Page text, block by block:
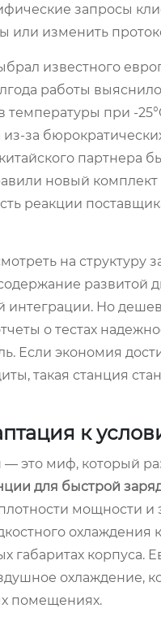
запросы
изменить
известного
работы
температуры при -
за
партнера
новый комплект
реакции
на структуру
развитой
интеграции. Но
о тестах
Если экономия
такая станция
к
— это миф, который
для быстрой
мощности
охлаждения
габаритах
охлаждение,
помещениях.